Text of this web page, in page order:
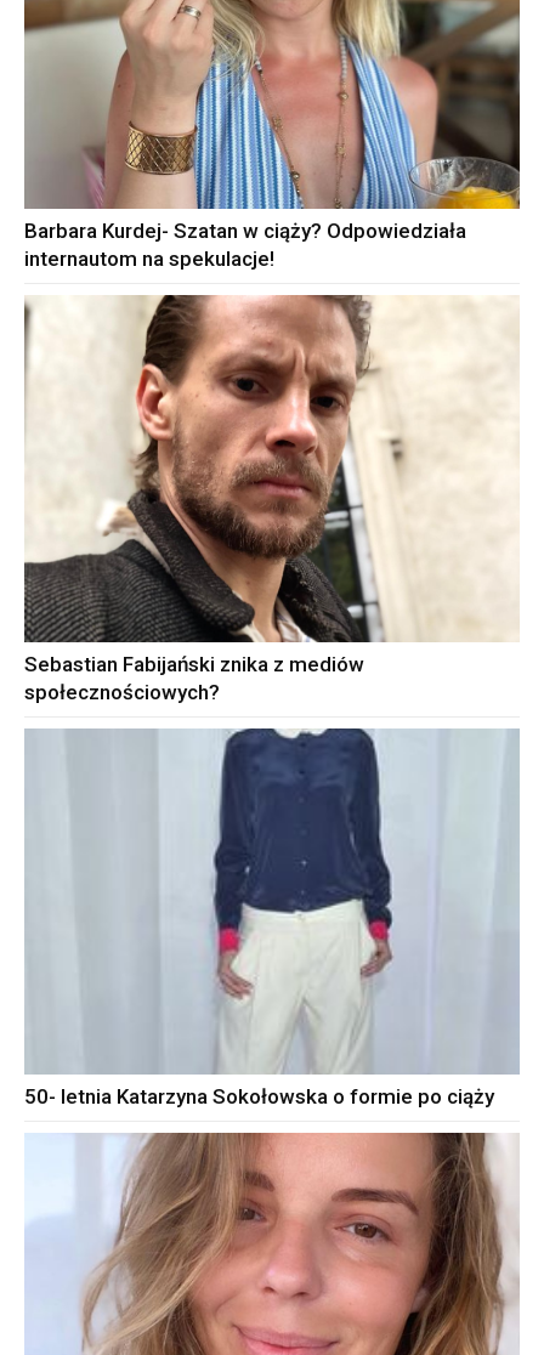
Barbara Kurdej- Szatan w ciąży? Odpowiedziała
internautom na spekulacje!
Sebastian Fabijański znika z mediów
społecznościowych?
50- letnia Katarzyna Sokołowska o formie po ciąży